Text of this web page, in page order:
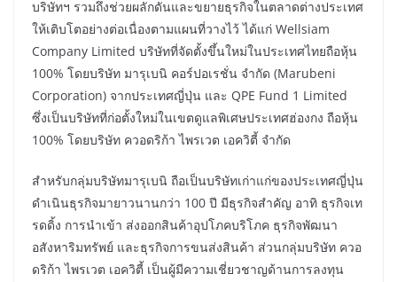
บริษัทฯ รวมถึงช่วยผลักดันและขยายธุรกิจในตลาดต่างประเทศ
ให้เติบโตอย่างต่อเนื่องตามแผนที่วางไว้ ได้แก่ Wellsiam
Company Limited บริษัทที่จัดตั้งขึ้นใหม่ในประเทศไทยถือหุ้น
100% โดยบริษัท มารุเบนิ คอร์ปอเรชั่น จำกัด (Marubeni
Corporation) จากประเทศญี่ปุ่น และ QPE Fund 1 Limited
ซึ่งเป็นบริษัทที่ก่อตั้งใหม่ในเขตดูแลพิเศษประเทศฮ่องกง ถือหุ้น
100% โดยบริษัท ควอดริก้า ไพรเวต เอควิตี้ จำกัด
สำหรับกลุ่มบริษัทมารุเบนิ ถือเป็นบริษัทเก่าแก่ของประเทศญี่ปุ่น
ดำเนินธุรกิจมายาวนานกว่า 100 ปี มีธุรกิจสำคัญ อาทิ ธุรกิจเท
รดดิ้ง การนำเข้า ส่งออกสินค้าอุปโภคบริโภค ธุรกิจพัฒนา
อสังหาริมทรัพย์ และธุรกิจการขนส่งสินค้า ส่วนกลุ่มบริษัท ควอ
ดริก้า ไพรเวต เอควิตี้ เป็นผู้มีความเชี่ยวชาญด้านการลงทุน